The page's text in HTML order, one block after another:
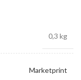
0,3 kg
Marketprint